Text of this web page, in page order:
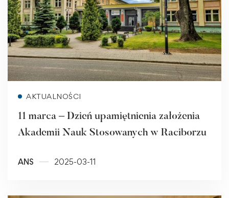
AKTUALNOŚCI
11 marca – Dzień upamiętnienia założenia
Akademii Nauk Stosowanych w Raciborzu
ANS 2025-03-11